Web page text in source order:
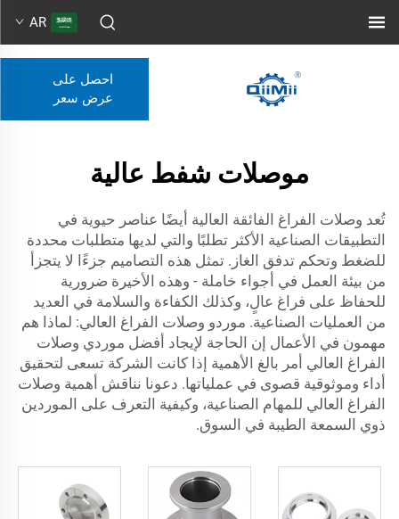
AR
احصل على
عرض سعر
موصلات شفط عالية
تُعد وصلات الفراغ الفائقة العالية أيضًا عناصر حيوية في
التطبيقات الصناعية الأكثر تطلبًا والتي لديها متطلبات محددة
للضغط وتحكم تدفق الغاز. تمثل هذه التصاميم جزءًا لا يتجزأ
من بيئة العمل في أجواء خاملة - وهذه الأخيرة ضرورية
للحفاظ على فراغ عالٍ، وكذلك الكفاءة والسلامة في العديد
من العمليات الصناعية. موردو وصلات الفراغ العالي: لماذا هم
مهمون في الأعمال إن الحاجة لإيجاد أفضل موردي وصلات
الفراغ العالي أمر بالغ الأهمية إذا كانت الشركة تسعى لتحقيق
أداء وموثوقية قصوى في عملياتها. دعونا نناقش أهمية وصلات
الفراغ العالي للمهام الصناعية، وكيفية التعرف على الموردين
ذوي السمعة الطيبة في السوق.